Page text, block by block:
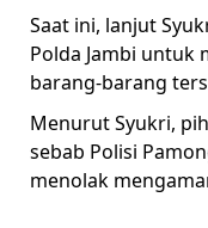
Saat ini, lanjut
Polda Jambi untuk
barang-barang
Menurut Syukri,
sebab Polisi
menolak